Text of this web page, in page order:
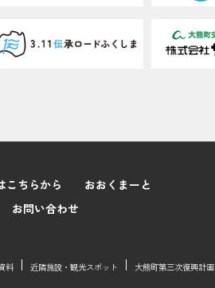
こちらから
おおくまーと
お問い合わせ
料 近隣施設・観光スポット 大熊町第三次復興計画